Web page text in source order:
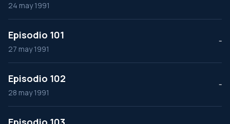
24 may 1991
Episodio 101
27 may 1991
--
Episodio 102
28 may 1991
--